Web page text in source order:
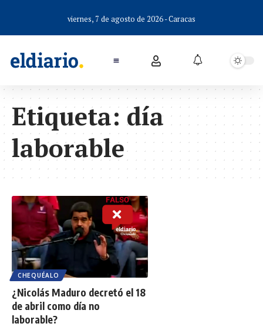
viernes, 7 de agosto de 2026 - Caracas
Etiqueta: día
laborable
CHEQUÉALO
¿Nicolás Maduro decretó el 18
de abril como día no
laborable?